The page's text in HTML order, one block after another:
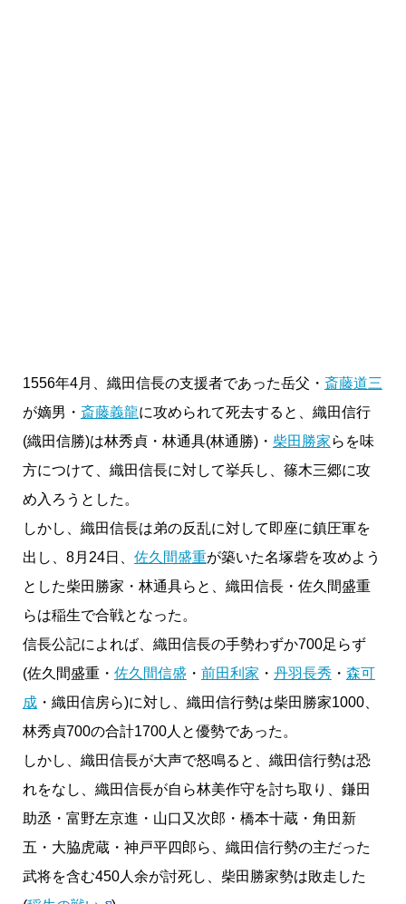
1556年4月、織田信長の支援者であった岳父・ 斎藤道三
が嫡男・ 斎藤義龍に攻められて死去すると、織田信行
(織田信勝)は林秀貞・林通具(林通勝)・ 柴田勝家らを味
方につけて、織田信長に対して挙兵し、篠木三郷に攻
め入ろうとした。
しかし、織田信長は弟の反乱に対して即座に鎮圧軍を
出し、8月24日、 佐久間盛重が築いた名塚砦を攻めよう
とした柴田勝家・林通具らと、織田信長・佐久間盛重
らは稲生で合戦となった。
信長公記によれば、織田信長の手勢わずか700足らず
(佐久間盛重・ 佐久間信盛 ・ 前田利家 ・ 丹羽長秀 ・ 森可
成・織田信房ら)に対し、織田信行勢は柴田勝家1000、
林秀貞700の合計1700人と優勢であった。
しかし、織田信長が大声で怒鳴ると、織田信行勢は恐
れをなし、織田信長が自ら林美作守を討ち取り、鎌田
助丞・富野左京進・山口又次郎・橋本十蔵・角田新
五・大脇虎蔵・神戸平四郎ら、織田信行勢の主だった
武将を含む450人余が討死し、柴田勝家勢は敗走した